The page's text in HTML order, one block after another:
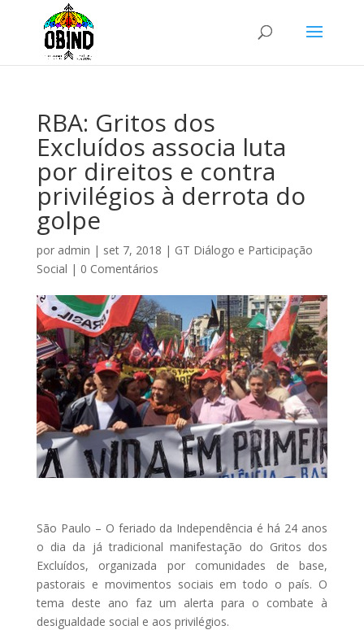
RBA: Gritos dos
Excluídos associa luta
por direitos e contra
privilégios à derrota do
golpe
por admin | set 7, 2018 | GT Diálogo e Participação
Social | 0 Comentários
São Paulo – O feriado da Independência é há 24 anos
o dia da já tradicional manifestação do Gritos dos
Excluídos, organizada por comunidades de base,
pastorais e movimentos sociais em todo o país. O
tema deste ano faz um alerta para o combate à
desigualdade social e aos privilégios.